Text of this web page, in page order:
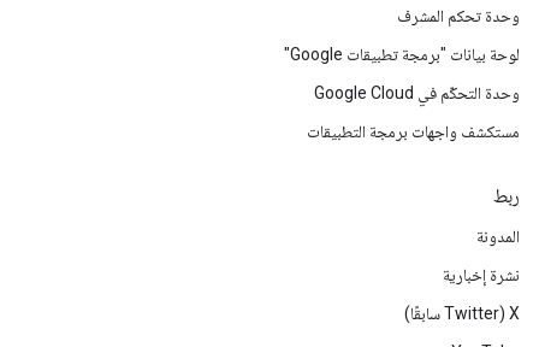
وحدة تحكم المشرف
لوحة بيانات "برمجة تطبيقات Google"
وحدة التحكّم في Google Cloud
مستكشف واجهات برمجة التطبيقات
ربط
المدونة
نشرة إخبارية
‫X ‏(Twitter سابقًا)